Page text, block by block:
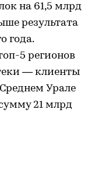
на 61,5 млрд
результата
года.
5 регионов
— клиенты
Урале
21 млрд